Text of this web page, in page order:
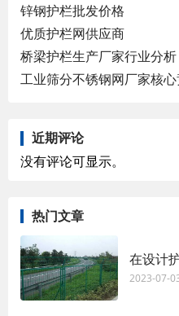
锌钢护栏批发价格
优质护栏网供应商
桥梁护栏生产厂家行业分析
工业筛分不锈钢网厂家核
近期评论
没有评论可显示。
热门文章
在设计
2023-07-